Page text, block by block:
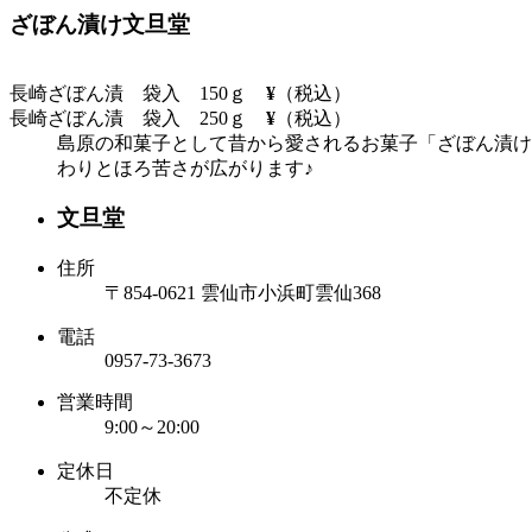
ざぼん漬け文旦堂
長崎ざぼん漬 袋入 150ｇ ¥ （税込）
長崎ざぼん漬 袋入 250ｇ ¥ （税込）
島原の和菓子として昔から愛されるお菓子「ざぼん漬
わりとほろ苦さが広がります♪
文旦堂
住所
〒854-0621 雲仙市小浜町雲仙368
電話
0957-73-3673
営業時間
9:00～20:00
定休日
不定休